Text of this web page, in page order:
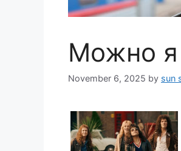
Можно я
November 6, 2025 by sun